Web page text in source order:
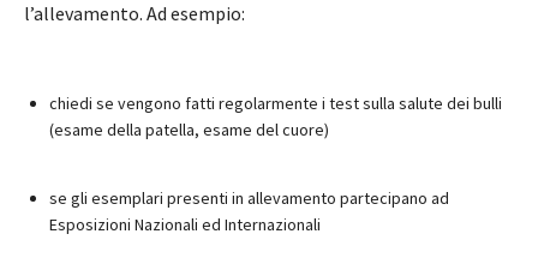
l’allevamento. Ad esempio:
chiedi se vengono fatti regolarmente i test sulla salute dei bulli
(esame della patella, esame del cuore)
se gli esemplari presenti in allevamento partecipano ad
Esposizioni Nazionali ed Internazionali